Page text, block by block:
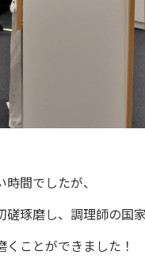
間でしたが、
磋琢磨し、調理師の国
ことができました！